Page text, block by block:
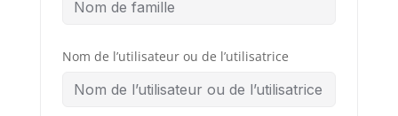
Nom de l’utilisateur ou de l’utilisatrice